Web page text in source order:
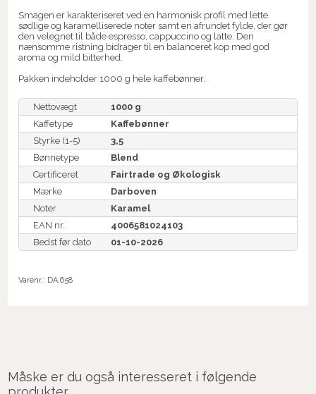
Smagen er karakteriseret ved en harmonisk profil med lette
sødlige og karamelliserede noter samt en afrundet fylde, der gør
den velegnet til både espresso, cappuccino og latte. Den
nænsomme ristning bidrager til en balanceret kop med god
aroma og mild bitterhed.
Pakken indeholder 1000 g hele kaffebønner.
Nettovægt
1000 g
Kaffetype
Kaffebønner
Styrke (1-5)
3,5
Bønnetype
Blend
Certificeret
Fairtrade og Økologisk
Mærke
Darboven
Noter
Karamel
EAN nr.
4006581024103
Bedst før dato
01-10-2026
Varenr.: DA.658
Måske er du også interesseret i følgende